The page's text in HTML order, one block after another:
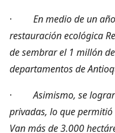
· En medio de un
restauración ecológica
de sembrar el 1 millón
departamentos de
·Asimismo, se
privadas, lo que
Van más de 3.000